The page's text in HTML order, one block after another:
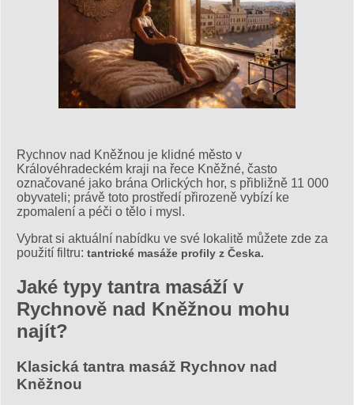
Rychnov nad Kněžnou je klidné město v
Královéhradeckém kraji na řece Kněžné, často
označované jako brána Orlických hor, s přibližně 11 000
obyvateli; právě toto prostředí přirozeně vybízí ke
zpomalení a péči o tělo i mysl.
Vybrat si aktuální nabídku ve své lokalitě můžete zde za
použití filtru: tantrické masáže profily z Česka.
Jaké typy tantra masáží v
Rychnově nad Kněžnou mohu
najít?
Klasická tantra masáž Rychnov nad
Kněžnou